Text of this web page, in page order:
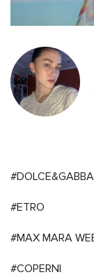
#ETRO
#MAX MARA
#COPERNI